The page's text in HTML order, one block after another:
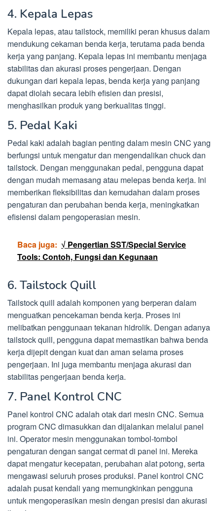
4. Kepala Lepas
Kepala lepas, atau tailstock, memiliki peran khusus dalam
mendukung cekaman benda kerja, terutama pada benda
kerja yang panjang. Kepala lepas ini membantu menjaga
stabilitas dan akurasi proses pengerjaan. Dengan
dukungan dari kepala lepas, benda kerja yang panjang
dapat diolah secara lebih efisien dan presisi,
menghasilkan produk yang berkualitas tinggi.
5. Pedal Kaki
Pedal kaki adalah bagian penting dalam mesin CNC yang
berfungsi untuk mengatur dan mengendalikan chuck dan
tailstock. Dengan menggunakan pedal, pengguna dapat
dengan mudah memasang atau melepas benda kerja. Ini
memberikan fleksibilitas dan kemudahan dalam proses
pengaturan dan perubahan benda kerja, meningkatkan
efisiensi dalam pengoperasian mesin.
Baca juga: √ Pengertian SST/Special Service
Tools: Contoh, Fungsi dan Kegunaan
6. Tailstock Quill
Tailstock quill adalah komponen yang berperan dalam
menguatkan pencekaman benda kerja. Proses ini
melibatkan penggunaan tekanan hidrolik. Dengan adanya
tailstock quill, pengguna dapat memastikan bahwa benda
kerja dijepit dengan kuat dan aman selama proses
pengerjaan. Ini juga membantu menjaga akurasi dan
stabilitas pengerjaan benda kerja.
7. Panel Kontrol CNC
Panel kontrol CNC adalah otak dari mesin CNC. Semua
program CNC dimasukkan dan dijalankan melalui panel
ini. Operator mesin menggunakan tombol-tombol
pengaturan dengan sangat cermat di panel ini. Mereka
dapat mengatur kecepatan, perubahan alat potong, serta
mengawasi seluruh proses produksi. Panel kontrol CNC
adalah pusat kendali yang memungkinkan pengguna
untuk mengoperasikan mesin dengan presisi dan akurasi